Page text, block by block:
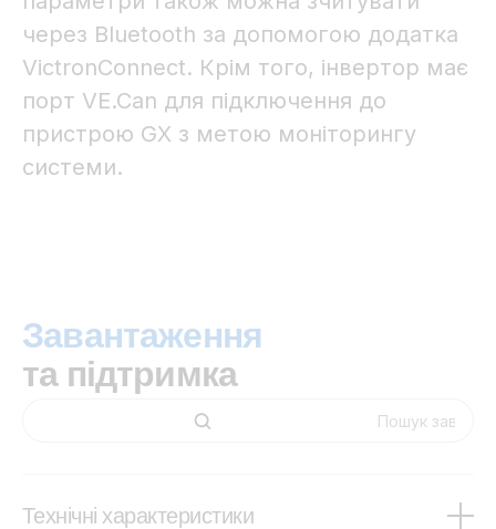
через Bluetooth за допомогою додатка
VictronConnect. Крім того, інвертор має
порт VE.Can для підключення до
пристрою GX з метою моніторингу
системи.
Завантаження
та підтримка
Технічні характеристики